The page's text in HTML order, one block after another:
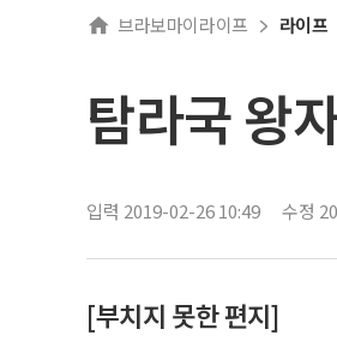
브라보마이라이프 라이프
탐라국 왕
입력 2019-02-26 10:49 수정
[부치지 못한 편지]